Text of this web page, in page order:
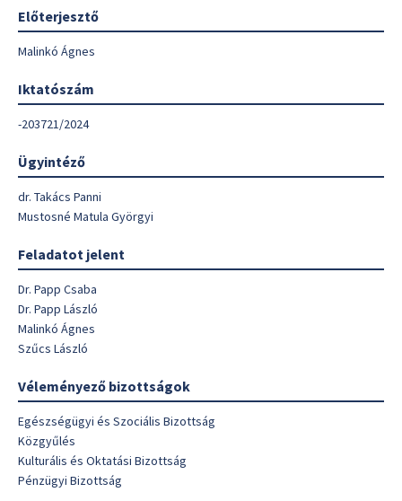
Előterjesztő
Malinkó Ágnes
Iktatószám
-203721/2024
Ügyintéző
dr. Takács Panni
Mustosné Matula Györgyi
Feladatot jelent
Dr. Papp Csaba
Dr. Papp László
Malinkó Ágnes
Szűcs László
Véleményező bizottságok
Egészségügyi és Szociális Bizottság
Közgyűlés
Kulturális és Oktatási Bizottság
Pénzügyi Bizottság